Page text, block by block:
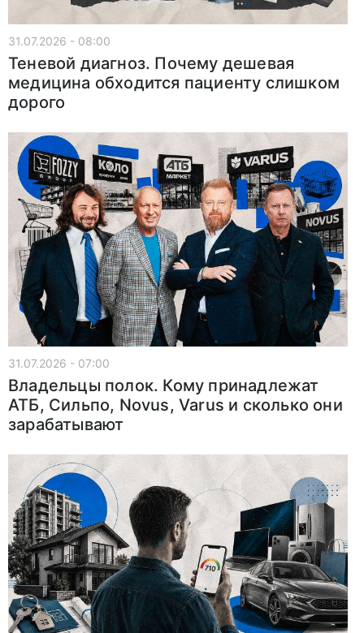
31.07.2026 - 08:00
Теневой диагноз. Почему дешевая
медицина обходится пациенту слишком
дорого
31.07.2026 - 07:00
Владельцы полок. Кому принадлежат
АТБ, Сильпо, Novus, Varus и сколько они
зарабатывают